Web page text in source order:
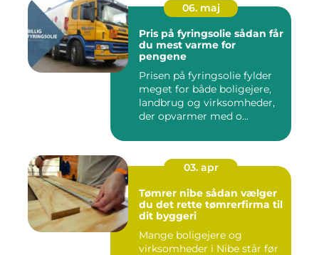
06. maj
Pris på fyringsolie sådan får
du mest varme for
pengene
Prisen på fyringsolie fylder
meget for både boligejere,
landbrug og virksomheder,
der opvarmer med o...
03. apr
Tømrer nibe sådan vælger
du det rette tømrerfirma til
dit byggeri
Mange boligejere og
virksomheder i Nibe står før